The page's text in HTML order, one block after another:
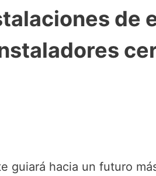
de
guiará hacia un futuro